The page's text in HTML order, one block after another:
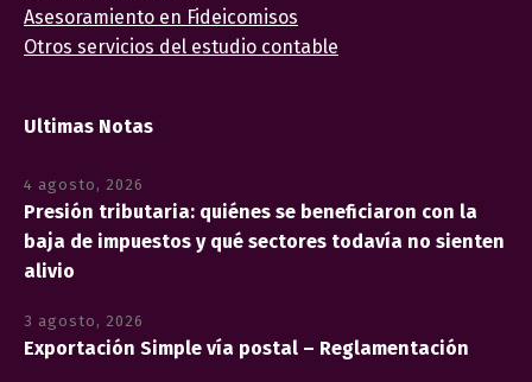
Asesoramiento en Fideicomisos
Otros servicios del estudio contable
Ultimas Notas
4 agosto, 2026
Presión tributaria: quiénes se beneficiaron con la
baja de impuestos y qué sectores todavía no sienten
alivio
3 agosto, 2026
Exportación Simple vía postal – Reglamentación